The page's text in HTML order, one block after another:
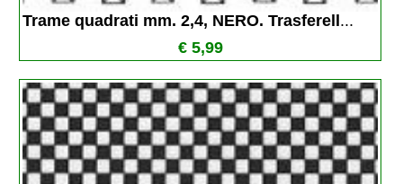
Trame quadrati mm. 2,4, NERO. Trasferell ...
€ 5,99